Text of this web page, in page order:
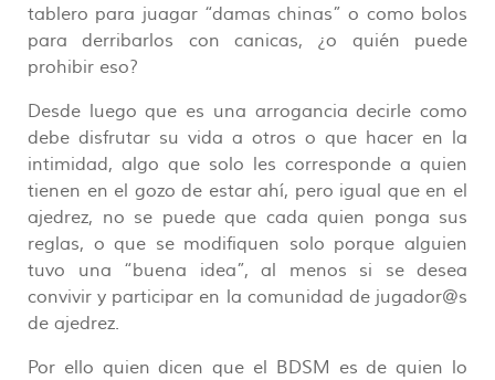
tablero para juagar “damas chinas” o como bolos
para derribarlos con canicas, ¿o quién puede
prohibir eso?
Desde luego que es una arrogancia decirle como
debe disfrutar su vida a otros o que hacer en la
intimidad, algo que solo les corresponde a quien
tienen en el gozo de estar ahí, pero igual que en el
ajedrez, no se puede que cada quien ponga sus
reglas, o que se modifiquen solo porque alguien
tuvo una “buena idea”, al menos si se desea
convivir y participar en la comunidad de jugador@s
de ajedrez.
Por ello quien dicen que el BDSM es de quien lo